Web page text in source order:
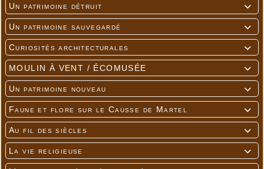

Un patrimoine détruit

Un patrimoine sauvegardé

Curiosités architecturales

MOULIN À VENT / ÉCOMUSÉE

Un patrimoine nouveau

Faune et flore sur le Causse de Martel

Au fil des siècles

La vie religieuse